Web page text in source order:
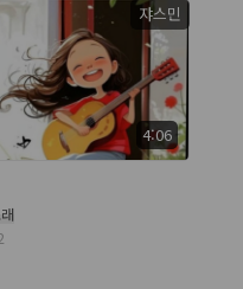
4:06
쟈스민